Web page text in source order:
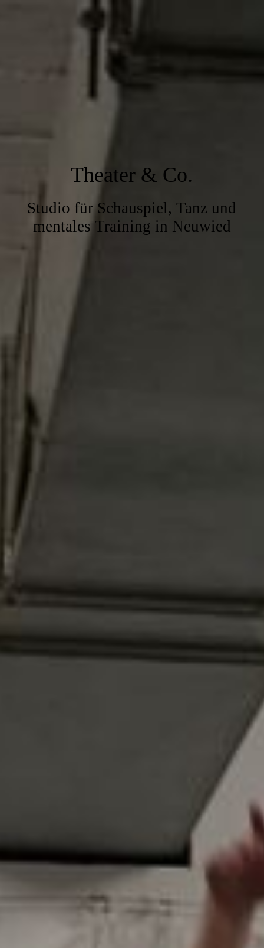
Theater & Co.
Studio für Schauspiel, Tanz und
mentales Training in Neuwied